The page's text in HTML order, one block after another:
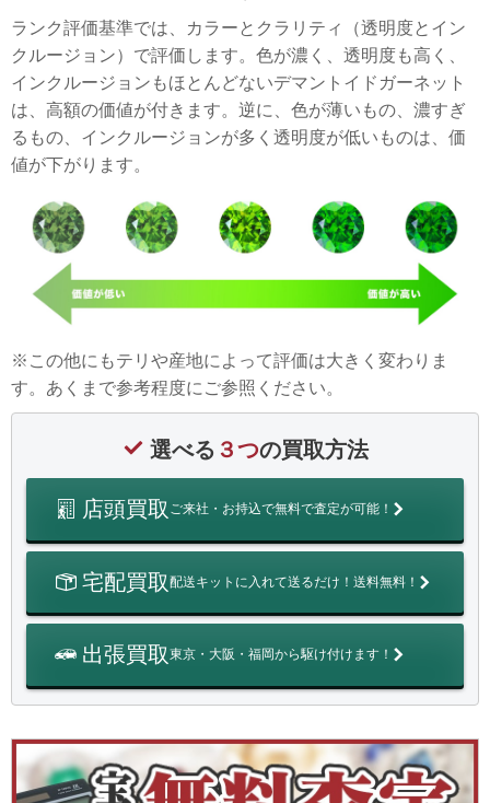
ランク評価基準では、カラーとクラリティ（透明度とイン
クルージョン）で評価します。色が濃く、透明度も高く、
インクルージョンもほとんどないデマントイドガーネット
は、高額の価値が付きます。逆に、色が薄いもの、濃すぎ
るもの、インクルージョンが多く透明度が低いものは、価
値が下がります。
※この他にもテリや産地によって評価は大きく変わりま
す。あくまで参考程度にご参照ください。
選べる ３つの買取方法
店頭買取 ご来社・お持込で無料で査定が可能！
宅配買取配送キットに入れて送るだけ！送料無料！
出張買取東京・大阪・福岡から駆け付けます！